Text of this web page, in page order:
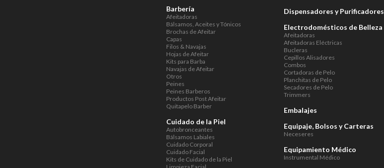
Barbería
Afeitadoras
Bálsamos, Aceites y Tónicos
Brochas de Afeitar
Capas
Filos & Navajas
Hojas de Afeitar
Kits para Barba
Navajas de Afeitar
Otros
Peines
Peines Barberos
Productos Post Afeitar
Quitapelo Barber
Cuidado de la Piel
Autobronceantes
Bálsamos Labiales
Cuidado Corporal
Cuidado Facial
Kits de Cuidado de la Piel
Dispensadores y Purificadores
Electrodomésticos de Belleza
Afeitadoras
Afeitadoras Eléctricas
Bucleras
Cepillos Alisadores
Combos
Cortadoras de Pelo
Planchitas de Pelo
Secadores de Pelo
Trimmers
Embalajes
Equipaje, Bolsos y Carteras
Neceseres
Equipamiento Médico
Instrumental Médico